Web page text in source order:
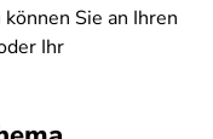
Sie an Ihren
Ihr